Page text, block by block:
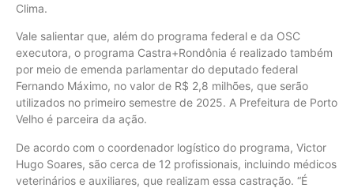
Clima.
Vale salientar que, além do programa federal e da OSC
executora, o programa Castra+Rondônia é realizado também
por meio de emenda parlamentar do deputado federal
Fernando Máximo, no valor de R$ 2,8 milhões, que serão
utilizados no primeiro semestre de 2025. A Prefeitura de Porto
Velho é parceira da ação.
De acordo com o coordenador logístico do programa, Victor
Hugo Soares, são cerca de 12 profissionais, incluindo médicos
veterinários e auxiliares, que realizam essa castração. “É